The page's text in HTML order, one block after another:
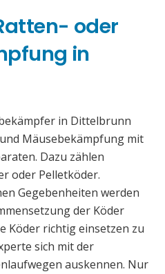
oder
in
in Dittelbrunn
Mäusebekämpfung mit
Dazu zählen
oder Pelletköder.
Gegebenheiten werden
der Köder
Köder richtig einsetzen zu
sich mit der
auskennen. Nur